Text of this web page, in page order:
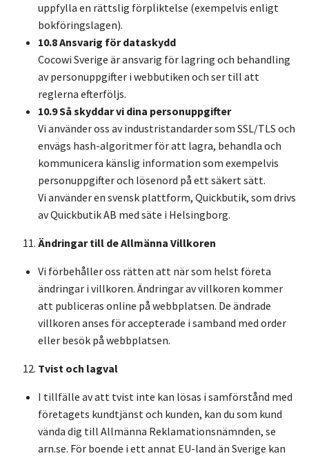
uppfylla en rättslig förpliktelse (exempelvis enligt
bokföringslagen).
10.8 Ansvarig för dataskydd
Cocowi Sverige är ansvarig för lagring och behandling
av personuppgifter i webbutiken och ser till att
reglerna efterföljs.
10.9 Så skyddar vi dina personuppgifter
Vi använder oss av industristandarder som SSL/TLS och
envägs hash-algoritmer för att lagra, behandla och
kommunicera känslig information som exempelvis
personuppgifter och lösenord på ett säkert sätt.
Vi använder en svensk plattform, Quickbutik, som drivs
av Quickbutik AB med säte i Helsingborg.
Ändringar till de Allmänna Villkoren
Vi förbehåller oss rätten att när som helst företa
ändringar i villkoren. Ändringar av villkoren kommer
att publiceras online på webbplatsen. De ändrade
villkoren anses för accepterade i samband med order
eller besök på webbplatsen.
Tvist och lagval
I tillfälle av att tvist inte kan lösas i samförstånd med
företagets kundtjänst och kunden, kan du som kund
vända dig till Allmänna Reklamationsnämnden, se
arn.se. För boende i ett annat EU-land än Sverige kan